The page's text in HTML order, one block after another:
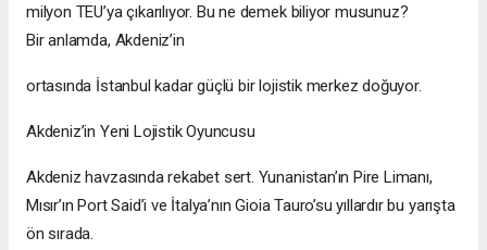
milyon TEU’ya çıkarılıyor. Bu ne demek biliyor musunuz?
Bir anlamda, Akdeniz’in
ortasında İstanbul kadar güçlü bir lojistik merkez doğuyor.
Akdeniz’in Yeni Lojistik Oyuncusu
Akdeniz havzasında rekabet sert. Yunanistan’ın Pire Limanı,
Mısır’ın Port Said’i ve İtalya’nın Gioia Tauro’su yıllardır bu yarışta
ön sırada.